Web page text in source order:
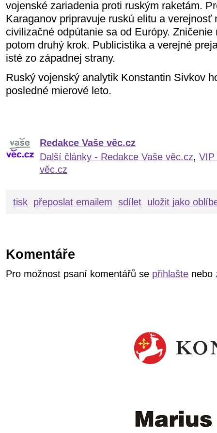
vojenské zariadenia proti ruským raketám.
Karaganov pripravuje ruskú elitu a verejnosť
civilizačné odpútanie sa od Európy.
potom druhý krok. Publicistika a verejné
isté zo západnej strany.
Ruský vojenský analytik Konstantin Sivkov
posledné mierové leto.
Redakce Vaše věc.cz
Další články - Redakce Vaše věc.cz, VIP
věc.cz
tisk přeposlat emailem sdílet uložit jako
Komentáře
Pro možnost psaní komentářů se přihlašte nebo